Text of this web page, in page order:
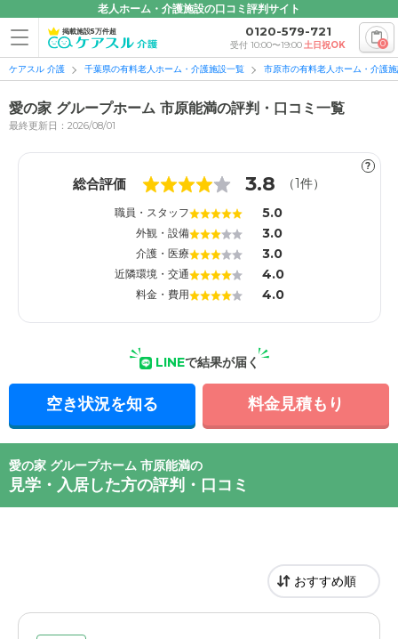
老人ホーム・介護施設の口コミ評判サイト
掲載施設5万件超 0120-579-721
受付 10:00〜19:00土日祝OK 0
ケアスル 介護 千葉県の有料老人ホーム・介護施設一覧 市原市の有料老人ホーム・介護
愛の家 グループホーム 市原能満の評判・口コミ一覧
最終更新日：2026/08/01
?
総合評価 3.8 （1件）
職員・スタッフ 5.0
外観・設備 3.0
介護・医療 3.0
近隣環境・交通 4.0
料金・費用 4.0
LINEで結果が届く
空き状況を知る 料金見積もり
愛の家 グループホーム 市原能満の
見学・入居した方の評判・口コミ